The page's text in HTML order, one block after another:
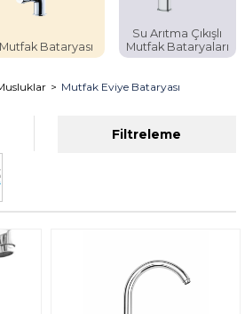
Mutfak Bataryası
Su Arıtma Çıkışlı
Mutfak Bataryaları
Mutfak Eviye Bataryası
Filtreleme